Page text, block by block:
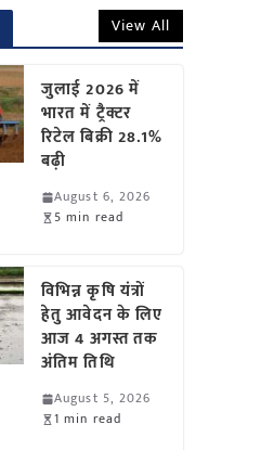
View All
जुलाई 2026 में
भारत में ट्रैक्टर
रिटेल बिक्री 28.1%
बढ़ी
August 6, 2026
5 min read
विभिन्न कृषि यंत्रों
हेतु आवेदन के लिए
आज 4 अगस्त तक
अंतिम तिथि
August 5, 2026
1 min read